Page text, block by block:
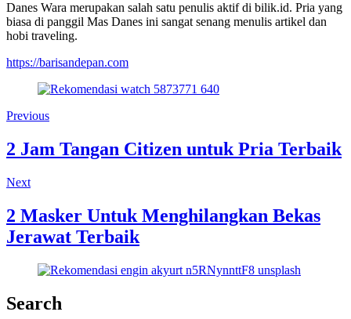
Danes Wara merupakan salah satu penulis aktif di bilik.id. Pria yang
biasa di panggil Mas Danes ini sangat senang menulis artikel dan
hobi traveling.
https://barisandepan.com
Previous
2 Jam Tangan Citizen untuk Pria Terbaik
Next
2 Masker Untuk Menghilangkan Bekas
Jerawat Terbaik
Search